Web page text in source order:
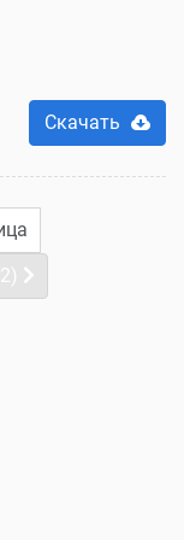
Скачать